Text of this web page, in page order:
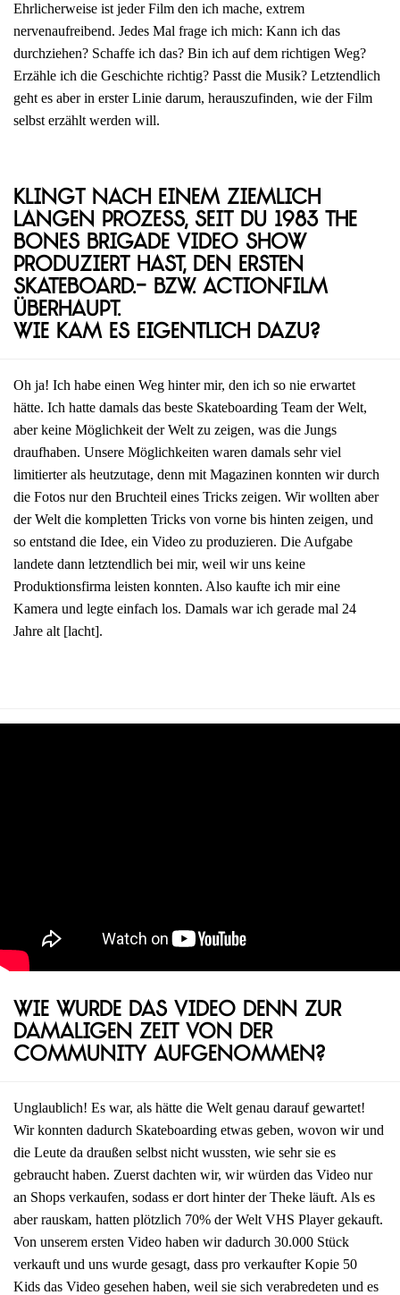
Ehrlicherweise ist jeder Film den ich mache, extrem
nervenaufreibend. Jedes Mal frage ich mich: Kann ich das
durchziehen? Schaffe ich das? Bin ich auf dem richtigen Weg?
Erzähle ich die Geschichte richtig? Passt die Musik? Letztendlich
geht es aber in erster Linie darum, herauszufinden, wie der Film
selbst erzählt werden will.
Klingt nach einem ziemlich
langen Prozess, seit du 1983 The
Bones Brigade Video Show
produziert hast, den ersten
Skateboard.- bzw. Actionfilm
überhaupt.
Wie kam es eigentlich dazu?
Oh ja! Ich habe einen Weg hinter mir, den ich so nie erwartet
hätte. Ich hatte damals das beste Skateboarding Team der Welt,
aber keine Möglichkeit der Welt zu zeigen, was die Jungs
draufhaben. Unsere Möglichkeiten waren damals sehr viel
limitierter als heutzutage, denn mit Magazinen konnten wir durch
die Fotos nur den Bruchteil eines Tricks zeigen. Wir wollten aber
der Welt die kompletten Tricks von vorne bis hinten zeigen, und
so entstand die Idee, ein Video zu produzieren. Die Aufgabe
landete dann letztendlich bei mir, weil wir uns keine
Produktionsfirma leisten konnten. Also kaufte ich mir eine
Kamera und legte einfach los. Damals war ich gerade mal 24
Jahre alt [lacht].
Wie wurde das Video denn zur
damaligen Zeit von der
Community aufgenommen?
Unglaublich! Es war, als hätte die Welt genau darauf gewartet!
Wir konnten dadurch Skateboarding etwas geben, wovon wir und
die Leute da draußen selbst nicht wussten, wie sehr sie es
gebraucht haben. Zuerst dachten wir, wir würden das Video nur
an Shops verkaufen, sodass er dort hinter der Theke läuft. Als es
aber rauskam, hatten plötzlich 70% der Welt VHS Player gekauft.
Von unserem ersten Video haben wir dadurch 30.000 Stück
verkauft und uns wurde gesagt, dass pro verkaufter Kopie 50
Kids das Video gesehen haben, weil sie sich verabredeten und es